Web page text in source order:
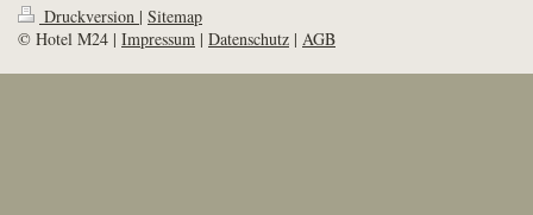
Druckversion | Sitemap
© Hotel M24 | Impressum | Datenschutz | AGB